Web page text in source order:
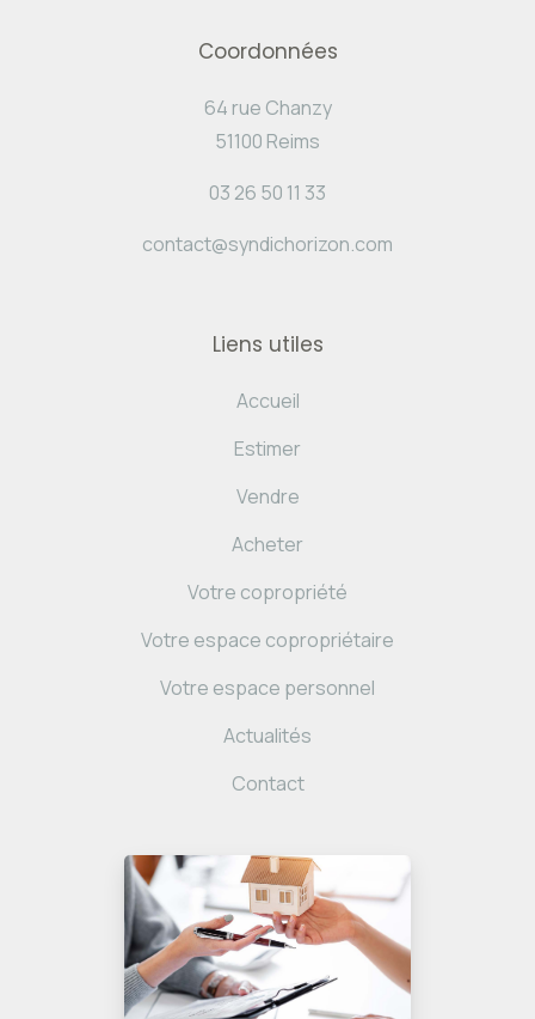
Coordonnées
64 rue Chanzy
51100 Reims
03 26 50 11 33
contact@syndichorizon.com
Liens utiles
Accueil
Estimer
Vendre
Acheter
Votre copropriété
Votre espace copropriétaire
Votre espace personnel
Actualités
Contact